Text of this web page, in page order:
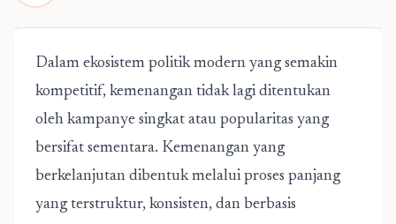
Dalam ekosistem politik modern yang semakin
kompetitif, kemenangan tidak lagi ditentukan
oleh kampanye singkat atau popularitas yang
bersifat sementara. Kemenangan yang
berkelanjutan dibentuk melalui proses panjang
yang terstruktur, konsisten, dan berbasis